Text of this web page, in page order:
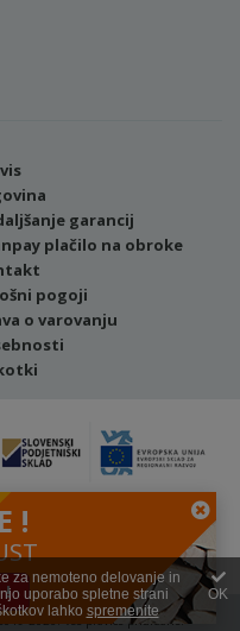
garancij
plačilo na obroke
pogoji
o varovanju
- spletna stran ter spletna
in Evropska unija iz
se je pridobilo
marketing.
2026. Vse pravice pridržane.
!
!
za nemoteno delovanje in
uporabo spletne strani
lahko spremenite
OK